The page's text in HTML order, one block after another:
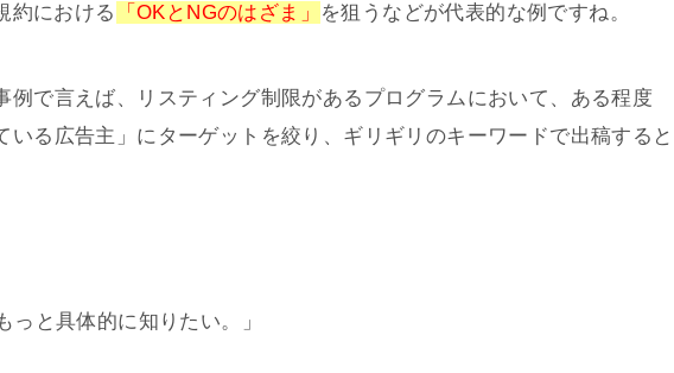
約における
「OKとNGのはざま」 を狙うなどが代表的な例ですね。
例で言えば、リスティング制限があるプログラムにおいて、ある程度
いる広告主」にターゲットを絞り、ギリギリのキーワードで出稿すると
と具体的に知りたい。」